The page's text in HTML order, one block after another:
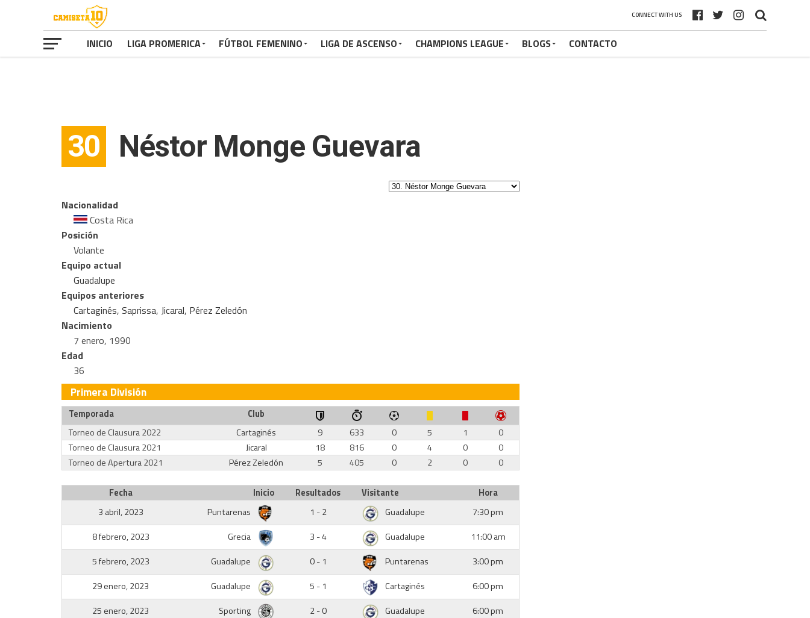
CONNECT WITH US
INICIO LIGA PROMERICA FÚTBOL FEMENINO LIGA DE ASCENSO CHAMPIONS LEAGUE BLOGS CONTACTO
30 Néstor Monge Guevara
Nacionalidad
Costa Rica
Posición
Volante
Equipo actual
Guadalupe
Equipos anteriores
Cartaginés, Saprissa, Jicaral, Pérez Zeledón
Nacimiento
7 enero, 1990
Edad
36
Primera División
Temporada
Club
Torneo de Clausura 2022
Cartaginés 9 633 0 5 1
0
Torneo de Clausura 2021
Jicaral 18 816 0 4 0
0
Torneo de Apertura 2021
Pérez Zeledón 5 405 0 2 0 0
Fecha Inicio Resultados Visitante
Hora
3 abril, 2023
Puntarenas 1 - 2 Guadalupe
7:30 pm
8 febrero, 2023
Grecia 3 - 4 Guadalupe
11:00 am
5 febrero, 2023
Guadalupe 0 - 1 Puntarenas
3:00 pm
29 enero, 2023
Guadalupe 5 - 1 Cartaginés
6:00 pm
25 enero, 2023
Sporting 2 - 0 Guadalupe
6:00 pm